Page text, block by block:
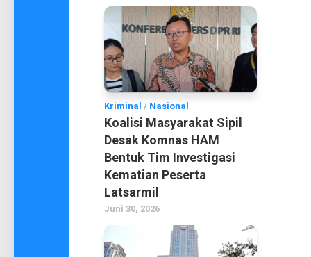
Kriminal / Nasional
Koalisi Masyarakat Sipil
Desak Komnas HAM
Bentuk Tim Investigasi
Kematian Peserta
Latsarmil
Juni 30, 2026